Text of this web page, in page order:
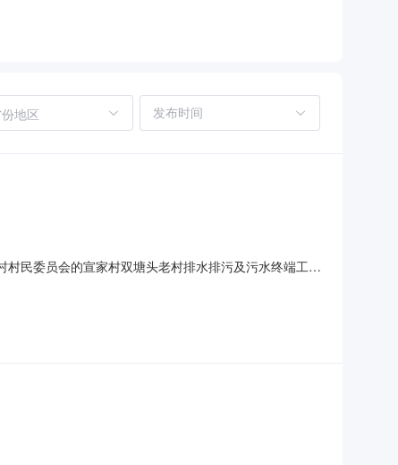
地区
民委员会的宣家村双塘头老村排水排污及污水终端工程
监督管理办公室电话：3888040地址：世纪大道767号5